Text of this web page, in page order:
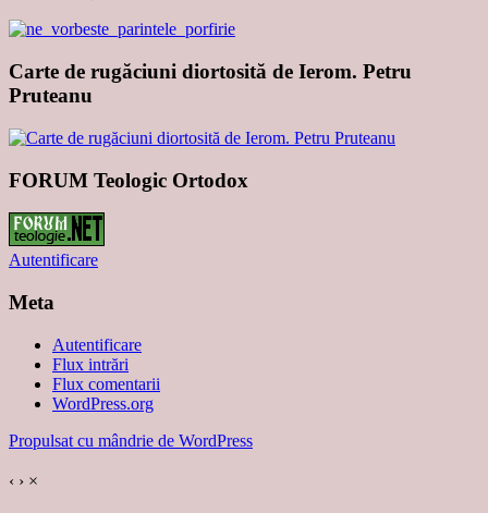
Carte de rugăciuni diortosită de Ierom. Petru
Pruteanu
FORUM Teologic Ortodox
Autentificare
Meta
Autentificare
Flux intrări
Flux comentarii
WordPress.org
Propulsat cu mândrie de WordPress
‹ › ×